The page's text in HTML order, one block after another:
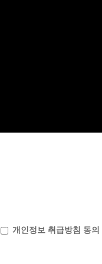
개인정보 취급방침 동의